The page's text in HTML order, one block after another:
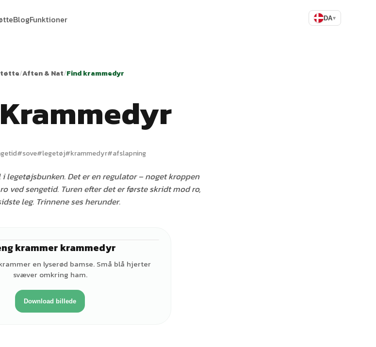
BlogFunktioner DA▾
/Aften & Nat/Find krammedyr
#sove#legetøj#krammedyr#afslapning
legetøjsbunken. Det er en regulator – noget kroppen
ved sengetid. Turen efter det er første skridt mod ro,
leg. Trinnene ses herunder.
krammer krammedyr
en lyserød bamse. Små blå hjerter
svæver omkring ham.
Download billede